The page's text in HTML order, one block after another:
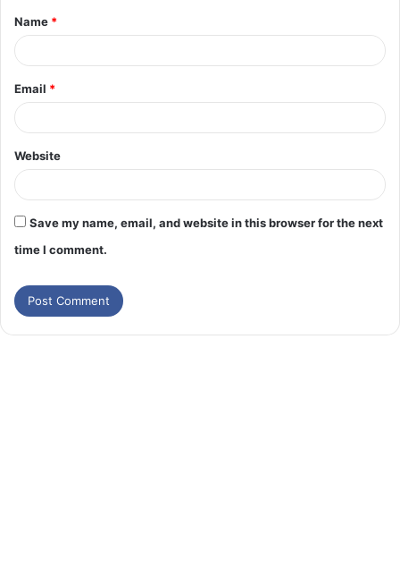
Name *
Email *
Website
Save my name, email, and website in this browser for the next
time I comment.